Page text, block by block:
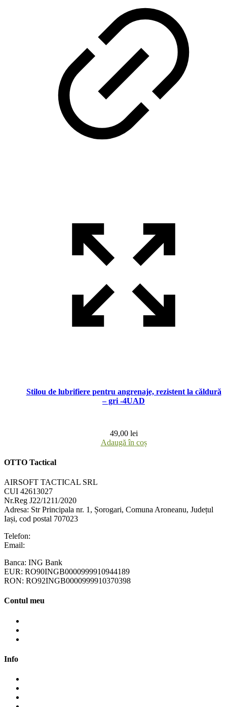
Stilou de lubrifiere pentru angrenaje, rezistent la căldură
– gri -4UAD
49,00 lei
Adaugă în coș
OTTO Tactical
AIRSOFT TACTICAL SRL
CUI 42613027
Nr.Reg J22/1211/2020
Adresa: Str Principala nr. 1 , Șorogari, Comuna Aroneanu, Județul
Iași, cod postal 707023
Telefon:
Email:
Banca: ING Bank
EUR: RO90INGB0000999910944189
RON: RO92INGB0000999910370398
Contul meu
Info